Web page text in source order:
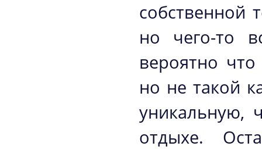
собственной
но чего-то
вероятно
но не такой
уникальную,
отдыхе.